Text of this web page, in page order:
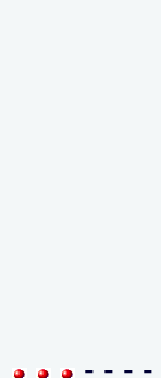
- - - -